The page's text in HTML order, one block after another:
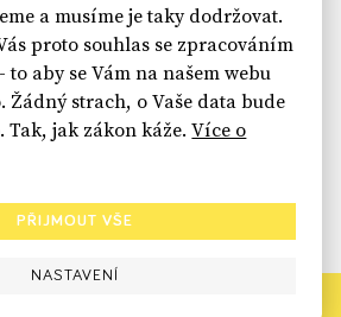
Její členské organizace však dál
a musíme je taky dodržovat.
proto souhlas se zpracováním
to aby se Vám na našem webu
strach, o Vaše data bude
Tak, jak zákon káže.Více o
PŘIJMOUT VŠE
NASTAVENÍ